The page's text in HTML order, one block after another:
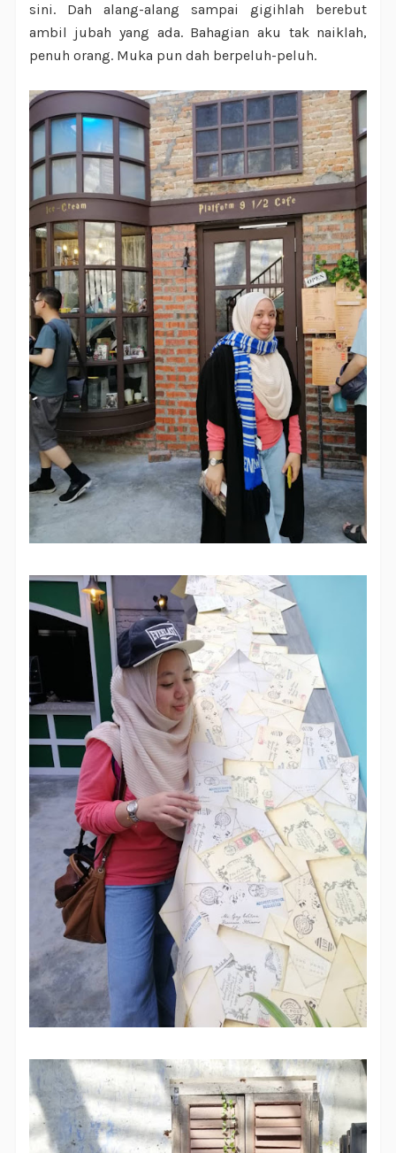
sini. Dah alang-alang sampai gigihlah berebut
ambil jubah yang ada. Bahagian aku tak naiklah,
penuh orang. Muka pun dah berpeluh-peluh.